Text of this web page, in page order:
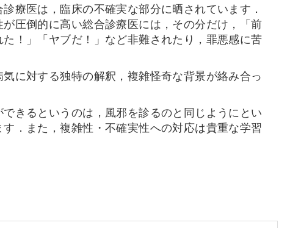
療医は，臨床の不確実な部分に晒されています．
圧倒的に高い総合診療医には，その分だけ，「前
！」「ヤブだ！」など非難されたり，罪悪感に苦
に対する独特の解釈，複雑怪奇な背景が絡み合っ
きるというのは，風邪を診るのと同じようにとい
．また，複雑性・不確実性への対応は貴重な学習